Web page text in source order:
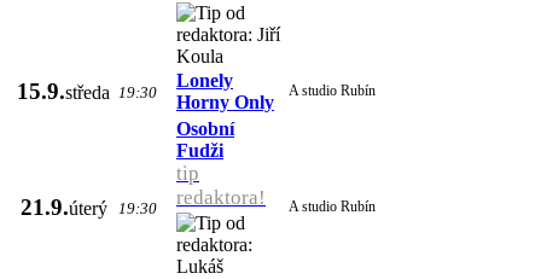
15.9.středa 19:30
Lonely
Horny Only
A studio Rubín
21.9.úterý 19:30
Osobní
Fudži
tip
redaktora!
A studio Rubín